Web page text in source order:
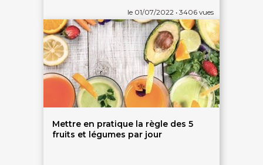
le 01/07/2022 • 3406 vues
Mettre en pratique la règle des 5
fruits et légumes par jour
LIENS UTILES
Nos 5 engagements qualité
Notre charte de confiance
Les avis 100% certifiés
Bien-être en entreprise
On vous aide - FAQ
ACCÈS RAPIDES